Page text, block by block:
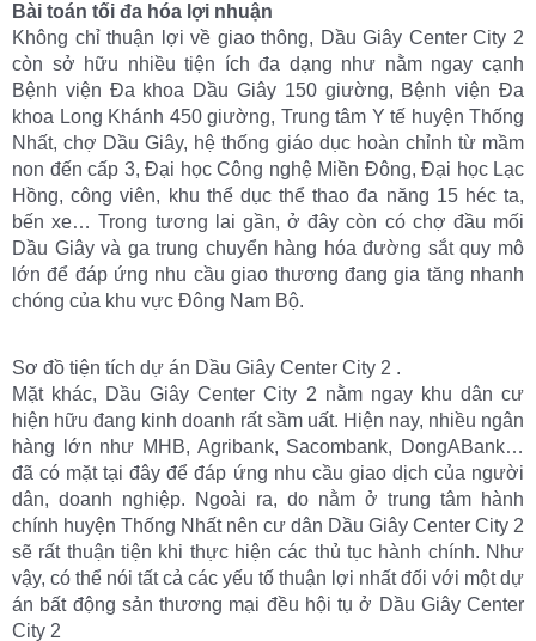
Bài toán tối đa hóa lợi nhuận
Không chỉ thuận lợi về giao thông, Dầu Giây Center City 2
còn sở hữu nhiều tiện ích đa dạng như nằm ngay cạnh
Bệnh viện Đa khoa Dầu Giây 150 giường, Bệnh viện Đa
khoa Long Khánh 450 giường, Trung tâm Y tế huyện Thống
Nhất, chợ Dầu Giây, hệ thống giáo dục hoàn chỉnh từ mầm
non đến cấp 3, Đại học Công nghệ Miền Đông, Đại học Lạc
Hồng, công viên, khu thể dục thể thao đa năng 15 héc ta,
bến xe… Trong tương lai gần, ở đây còn có chợ đầu mối
Dầu Giây và ga trung chuyển hàng hóa đường sắt quy mô
lớn để đáp ứng nhu cầu giao thương đang gia tăng nhanh
chóng của khu vực Đông Nam Bộ.
Sơ đồ tiện tích dự án Dầu Giây Center City 2 .
Mặt khác, Dầu Giây Center City 2 nằm ngay khu dân cư
hiện hữu đang kinh doanh rất sầm uất. Hiện nay, nhiều ngân
hàng lớn như MHB, Agribank, Sacombank, DongABank…
đã có mặt tại đây để đáp ứng nhu cầu giao dịch của người
dân, doanh nghiệp. Ngoài ra, do nằm ở trung tâm hành
chính huyện Thống Nhất nên cư dân Dầu Giây Center City 2
sẽ rất thuận tiện khi thực hiện các thủ tục hành chính. Như
vậy, có thể nói tất cả các yếu tố thuận lợi nhất đối với một dự
án bất động sản thương mại đều hội tụ ở Dầu Giây Center
City 2